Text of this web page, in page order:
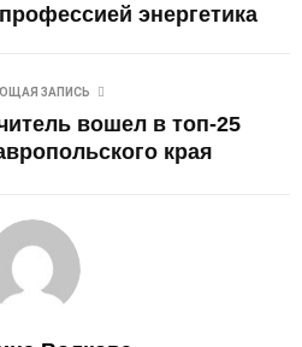
энергетика
ЗАПИСЬ
вошел в топ-25
края